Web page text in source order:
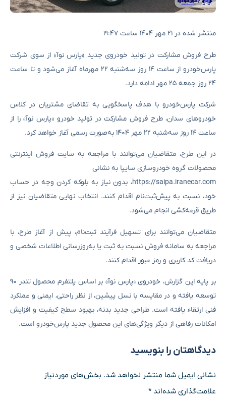
منتشر شده در ۲۱ مهر ۱۴۰۴ ساعت ۱۹:۴۷
طرح فروش مشارکت در تولید خودروی جدید «پارس نوآ» از سوی شرکت
پارس‌خودرو از ساعت ۱۴ روز سه‌شنبه ۲۲ مهرماه آغاز می‌شود و تا ساعت
۲۴ روز جمعه ۲۵ مهر ادامه دارد.
شرکت پارس‌خودرو با هدف پاسخگویی به تقاضای مشتریان در کلاس
خودروهای سدان، طرح فروش مشارکت در تولید خودرو «پارس نوآ» را از
ساعت ۱۴ روز سه‌شنبه ۲۲ مهر ۱۴۰۴ به‌صورت رسمی آغاز خواهد کرد.
در این طرح، متقاضیان می‌توانند با مراجعه به سایت فروش اینترنتی
محصولات گروه خودروسازی سایپا به نشانی
https://saipa.iranecar.com، بدون نیاز به بلوکه کردن وجه در حساب
خود، نسبت به پیش‌ثبت‌نام اقدام کنند. انتخاب نهایی متقاضیان نیز از
طریق قرعه‌کشی انجام می‌شود.
متقاضیان می‌توانند برای تسهیل فرآیند ثبت‌نام، پیش از آغاز طرح، با
مراجعه به سامانه فروش نسبت به ثبت یا به‌روزرسانی اطلاعات شخصی و
دریافت کد کاربری و رمز عبور اقدام کنند.
بر پایه این گزارش، خودروی «پارس نوآ» بر اساس پلتفرم محصول تندر ۹۰
توسعه یافته و در مقایسه با نسل پیشین، از نظر راحتی، ایمنی و عملکرد
فنی ارتقاء یافته است. طراحی جدید بدنه، بهبود سطح کیفیت و افزایش
امکانات رفاهی از دیگر ویژگی‌های این محصول جدید پارس‌خودرو است.
دیدگاهتان را بنویسید
نشانی ایمیل شما منتشر نخواهد شد. بخش‌های موردنیاز
علامت‌گذاری شده‌اند*